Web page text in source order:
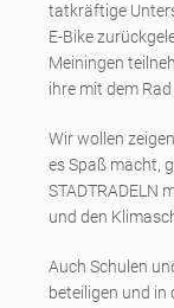
tatkräftige
E-Bike
Meiningen
ihre mit dem
Wir wollen
es Spaß macht,
STADTRADELN
und den
Auch Schulen
beteiligen und in